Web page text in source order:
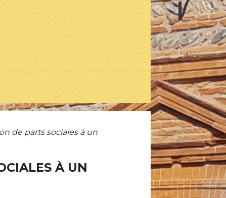
de parts sociales à un
À UN